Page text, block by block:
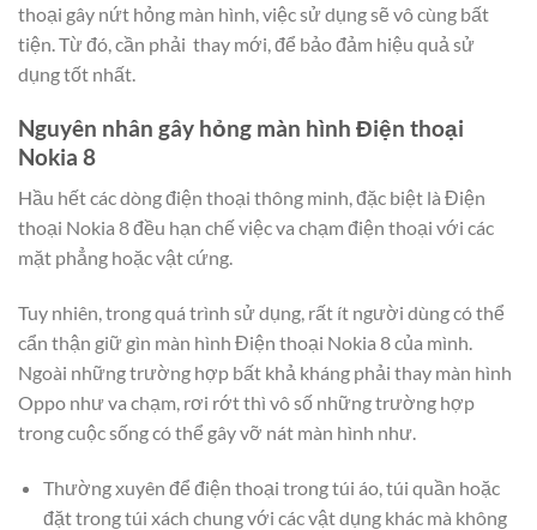
thoại gây nứt hỏng màn hình, việc sử dụng sẽ vô cùng bất
tiện. Từ đó, cần phải thay mới, để bảo đảm hiệu quả sử
dụng tốt nhất.
Nguyên nhân gây hỏng màn hình Điện thoại
Nokia 8
Hầu hết các dòng điện thoại thông minh, đặc biệt là Điện
thoại Nokia 8 đều hạn chế việc va chạm điện thoại với các
mặt phẳng hoặc vật cứng.
Tuy nhiên, trong quá trình sử dụng, rất ít người dùng có thể
cẩn thận giữ gìn màn hình Điện thoại Nokia 8 của mình.
Ngoài những trường hợp bất khả kháng phải thay màn hình
Oppo như va chạm, rơi rớt thì vô số những trường hợp
trong cuộc sống có thể gây vỡ nát màn hình như.
Thường xuyên để điện thoại trong túi áo, túi quần hoặc
đặt trong túi xách chung với các vật dụng khác mà không